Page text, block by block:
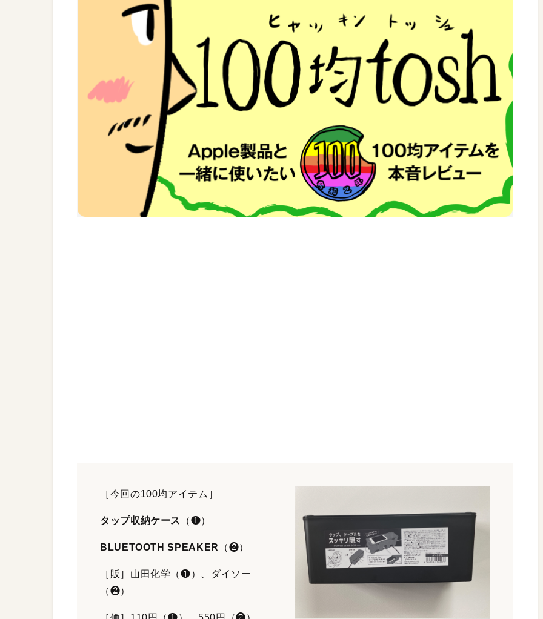
［今回の100均アイテム］
タップ収納ケース （❶）
BLUETOOTH SPEAKER （❷）
［販］山田化学（❶）、ダイソー
（❷）